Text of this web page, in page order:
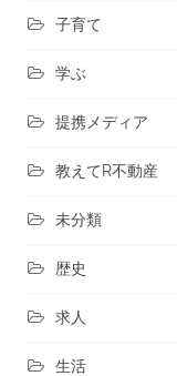
子育て
学ぶ
提携メディア
教えてR不動産
未分類
歴史
求人
生活